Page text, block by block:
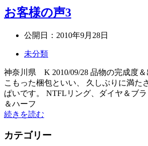
お客様の声3
公開日： 2010年9月28日
未分類
神奈川県 K 2010/09/28 品物の完成度
こもった梱包といい、 久しぶりに満た
ぱいです。 NTFLリング、ダイヤ＆ブ
＆ハーフ
続きを読む
カテゴリー